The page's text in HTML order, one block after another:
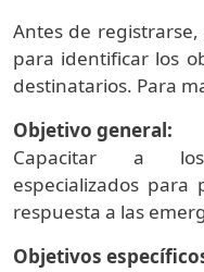
Antes de
para identificar los
destinatarios. Para
Objetivo general:
Capacitar a los
especializados
respuesta a las
Objetivos